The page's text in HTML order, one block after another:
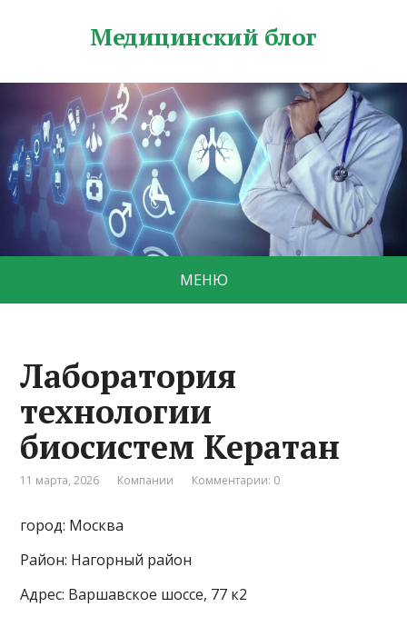
Медицинский блог
МЕНЮ
Лаборатория
технологии
биосистем Кератан
11 марта, 2026 Компании Комментарии: 0
город: Москва
Район: Нагорный район
Адрес: Варшавское шоссе, 77 к2